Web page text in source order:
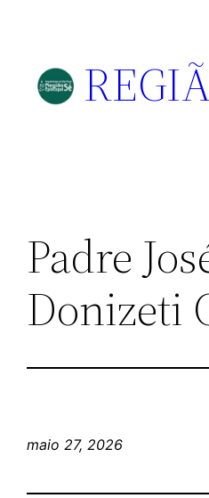
Padre
Donizeti
maio 27, 2026